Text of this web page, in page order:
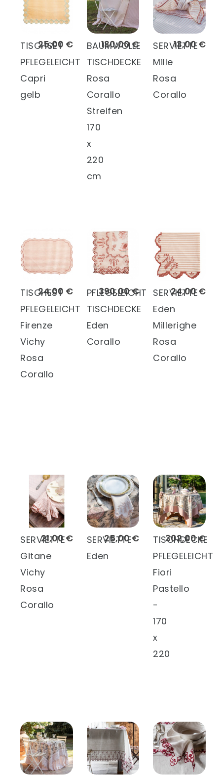
25,00 €
TISCHSET
PFLEGELEICHT
Capri
gelb
130,00 €
BAUMWOLLE
TISCHDECKE
Rosa
Corallo
Streifen
170
x
220
cm
13,00 €
SERVIETTE
Mille
Rosa
Corallo
24,00 €
TISCHEST
PFLEGELEICHT
Firenze
Vichy
Rosa
Corallo
390,00 €
PFLEGELEICHT
TISCHDECKE
Eden
Corallo
24,00 €
SERVIETTE
Eden
Millerighe
Rosa
Corallo
21,00 €
SERVIETTE
Gitane
Vichy
Rosa
Corallo
25,00 €
SERVIETTE
Eden
302,00 €
TISCHDECKE
PFLEGELEICHT
Fiori
Pastello
-
170
x
220